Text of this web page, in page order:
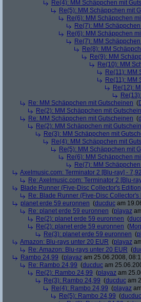
Re(4): MM Schäppchen mit
Re(5): MM Schäppchen mit
Re(6): MM Schäppchen
Re(7): MM
Re(6): MM Schäppchen
Re(7): MM
Re(8): MM
Re(9): MM
Re(10): MM
Re(11): MM
Re(11): MM
Re(12):
Re: MM Schäppchen mit Gutscheinen (
Re(2): MM Schäppchen mit
Re: MM Schäppchen mit Gutscheinen (
Re(2): MM Schäppchen mit
Re(3): MM Schäppchen mit
Re(4): MM Schäppchen mit
Re(5): MM Schäppchen mit
Re(6): MM Schäppchen
Re(7): MM
Axelmusic.com: Terminator 2 [Blu-ray] -
Re: Axelmusic.com: Terminator 2 [Blu-
Blade Runner (Five-Disc Collector's
Re: Blade Runner (Five-Disc
planet erde 59 euronnen (ducduc am
Re: planet erde 59 euronnen (playaz
Re(2): planet erde 59 euronnen (
Re(2): planet erde 59 euronnen (
Re(3): planet erde 59 euronnen (
Amazon: Blu-rays unter 20 EUR (playaz
Re: Amazon: Blu-rays unter 20 EUR (
Rambo 24,99 (playaz am 25.06.2008,
Re: Rambo 24,99 (ducduc am
Re(2): Rambo 24,99 (playaz am
Re(3): Rambo 24,99 (ducduc am
Re(4): Rambo 24,99 (playaz
Re(5): Rambo 24,99 (ducduc